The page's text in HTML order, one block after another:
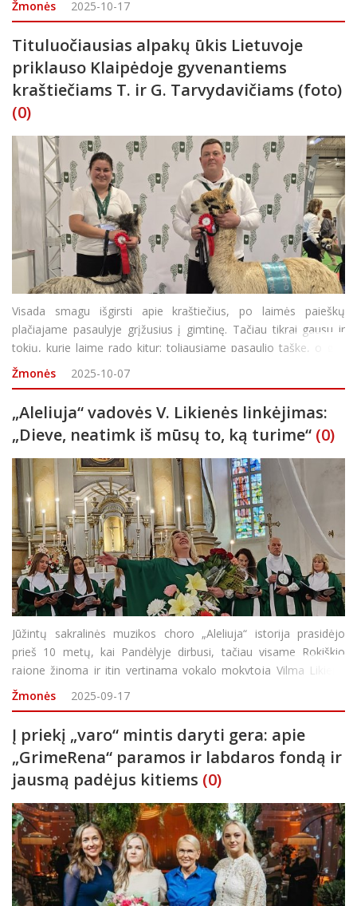
nepažįstamajam
Žmonės 2025-10-17
Tituluočiausias alpakų ūkis Lietuvoje
priklauso Klaipėdoje gyvenantiems
kraštiečiams T. ir G. Tarvydavičiams (foto)
(0)
Visada smagu išgirsti apie kraštiečius, po laimės paieškų
plačiajame pasaulyje grįžusius į gimtinę. Tačiau tikrai gausu ir
tokių, kurie laimę rado kitur: toliausiame pasaulio taške, o gal,
tiesiog, kitame Lietuvos mieste... Vieni iš jų – Gintarė ir Tomas
Tarv
Žmonės 2025-10-07
„Aleliuja“ vadovės V. Likienės linkėjimas:
„Dieve, neatimk iš mūsų to, ką turime“ (0)
Jūžintų sakralinės muzikos choro „Aleliuja“ istorija prasidėjo
prieš 10 metų, kai Pandėlyje dirbusi, tačiau visame Rokiškio
rajone žinoma ir itin vertinama vokalo mokytoja Vilma Likienė
pagaliau „pasidavė“ tuometinio Jūžintų parapijos klebono Leono
Lin
Žmonės 2025-09-17
Į priekį „varo“ mintis daryti gera: apie
„GrimeRena“ paramos ir labdaros fondą ir
jausmą padėjus kitiems (0)